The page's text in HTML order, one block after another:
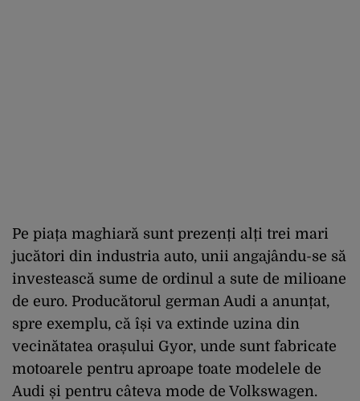
Pe piața maghiară sunt prezenți alți trei mari
jucători din industria auto, unii angajându-se să
investească sume de ordinul a sute de milioane
de euro. Producătorul german Audi a anunțat,
spre exemplu, că își va extinde uzina din
vecinătatea orașului Gyor, unde sunt fabricate
motoarele pentru aproape toate modelele de
Audi și pentru câteva mode de Volkswagen.